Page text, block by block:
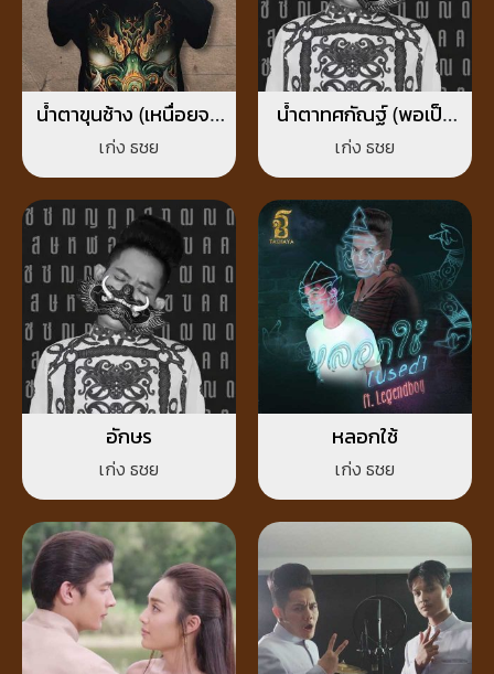
น้ำตาขุนช้าง (เหนื่อยจน
อยากพัก)
เก่ง ธชย
น้ำตาทศกัณฐ์ (พอเป็น
คนดีก็โดนทำร้าย)
เก่ง ธชย
อักษร
เก่ง ธชย
หลอกใช้
เก่ง ธชย